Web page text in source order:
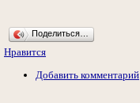
Поделиться…
Нравится
Добавить комментарий